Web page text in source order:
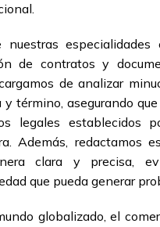
nuestras
de contratos y
de analizar
y término, asegurando
legales establecidos
Además, redactamos
clara y precisa,
que pueda generar
globalizado, el